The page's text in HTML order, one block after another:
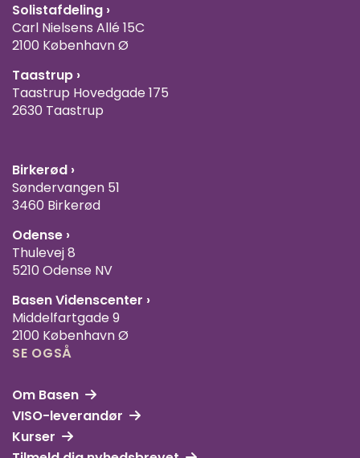
Solistafdeling ›
Carl Nielsens Allé 15C
2100 København Ø
Taastrup ›
Taastrup Hovedgade 175
2630 Taastrup
Birkerød ›
Søndervangen 51
3460 Birkerød
Odense ›
Thulevej 8
5210 Odense NV
Basen Videnscenter ›
Middelfartgade 9
2100 København Ø
SE OGSÅ
Om Basen
VISO-leverandør
Kurser